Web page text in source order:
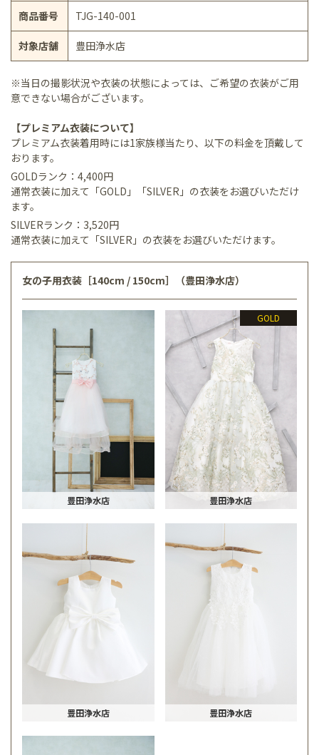
商品番号 TJG-140-001
対象店舗 豊田浄水店
※当日の撮影状況や衣装の状態によっては、ご希望の衣装がご用
意できない場合がございます。
【プレミアム衣装について】
プレミアム衣装着用時には1家族様当たり、以下の料金を頂戴して
おります。
GOLDランク：4,400円
通常衣装に加えて「GOLD」「SILVER」の衣装をお選びいただけ
ます。
SILVERランク：3,520円
通常衣装に加えて「SILVER」の衣装をお選びいただけます。
女の子用衣装［140cm / 150cm］（豊田浄水店）
豊田浄水店
GOLD
豊田浄水店
豊田浄水店 豊田浄水店